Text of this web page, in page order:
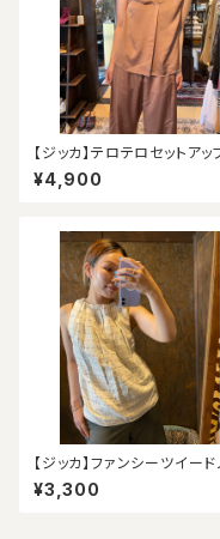
【ジッカ】テロテロセットアッ
¥4,900
【ジッカ】ファンシーツイード
スリーブ（アウトレット）
¥3,300